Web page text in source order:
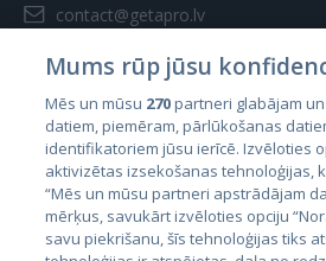
contact@getapro.lv
Valstis
Igaunija
Latvija
Mums rūp jūsu
Mēs un mūsu 270partneri glabājam
datiem, piemēram, pārlūkošanas
identifikatoriem jūsu ierīcē. Izvēloties
aktivizētas izsekošanas tehnoloģijas,
“Mēs un mūsu partneri apstrādājam
mērķus, savukārt izvēloties opciju
savu piekrišanu, šīs tehnoloģijas tiks